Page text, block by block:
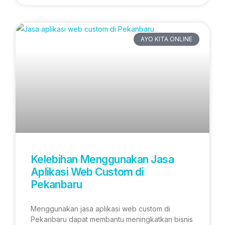
AYO KITA ONLINE
Kelebihan Menggunakan Jasa
Aplikasi Web Custom di
Pekanbaru
Menggunakan jasa aplikasi web custom di
Pekanbaru dapat membantu meningkatkan bisnis